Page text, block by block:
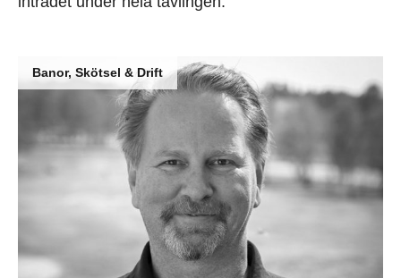
Banor, Skötsel & Drift